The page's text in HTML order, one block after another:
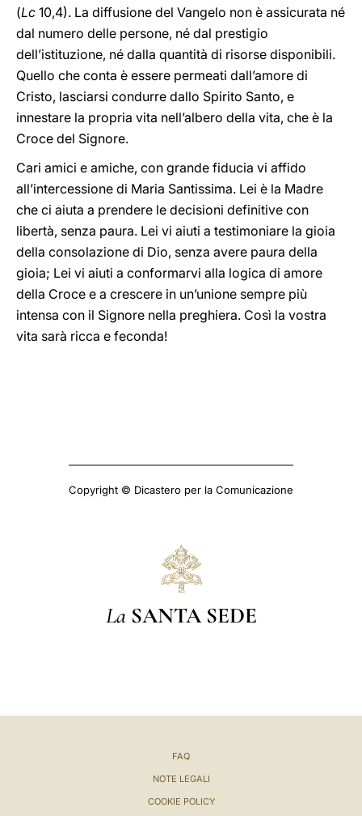
(Lc 10,4). La diffusione del Vangelo non è assicurata né
dal numero delle persone, né dal prestigio
dell’istituzione, né dalla quantità di risorse disponibili.
Quello che conta è essere permeati dall’amore di
Cristo, lasciarsi condurre dallo Spirito Santo, e
innestare la propria vita nell’albero della vita, che è la
Croce del Signore.
Cari amici e amiche, con grande fiducia vi affido
all’intercessione di Maria Santissima. Lei è la Madre
che ci aiuta a prendere le decisioni definitive con
libertà, senza paura. Lei vi aiuti a testimoniare la gioia
della consolazione di Dio, senza avere paura della
gioia; Lei vi aiuti a conformarvi alla logica di amore
della Croce e a crescere in un’unione sempre più
intensa con il Signore nella preghiera. Così la vostra
vita sarà ricca e feconda!
Copyright © Dicastero per la Comunicazione
La SANTA SEDE
FAQ
NOTE LEGALI
COOKIE POLICY